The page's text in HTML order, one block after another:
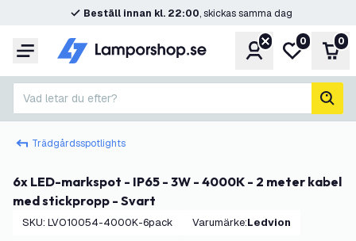
Beställ innan kl. 22:00, skickas samma dag
Meny KontoMin0 0
Vad letar du efter?
sök
Trädgårdsspotlights
6x LED-markspot - IP65 - 3W - 4000K - 2 meter kabel
med stickpropp - Svart
SKU: LVO10054-4000K-6pack Varumärke: Ledvion